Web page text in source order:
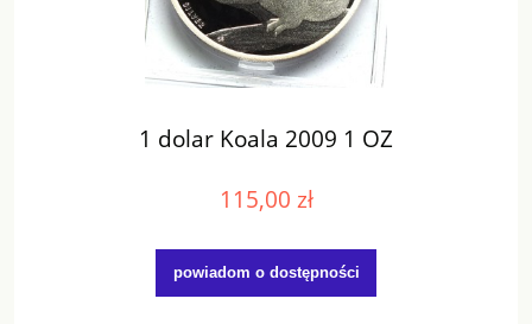
1 dolar Koala 2009 1 OZ
115,00 zł
powiadom o dostępności